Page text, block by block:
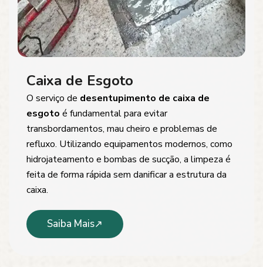
Caixa de Esgoto
O serviço de desentupimento de caixa de
esgoto é fundamental para evitar
transbordamentos, mau cheiro e problemas de
refluxo. Utilizando equipamentos modernos, como
hidrojateamento e bombas de sucção, a limpeza é
feita de forma rápida sem danificar a estrutura da
caixa.
Saiba Mais